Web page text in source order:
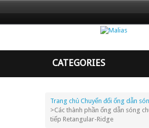
Trang chủ Chuyển đổi ống dẫn
>Các thành phần ống dẫn sóng
tiếp Retangular-Ridge